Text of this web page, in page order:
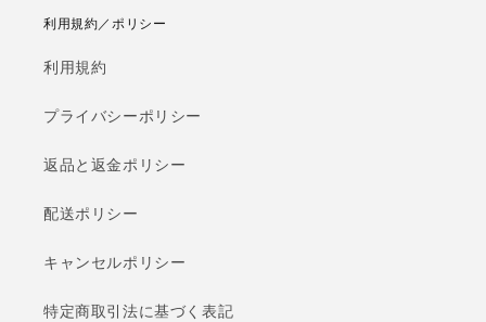
利用規約／ポリシー
利用規約
プライバシーポリシー
返品と返金ポリシー
配送ポリシー
キャンセルポリシー
特定商取引法に基づく表記